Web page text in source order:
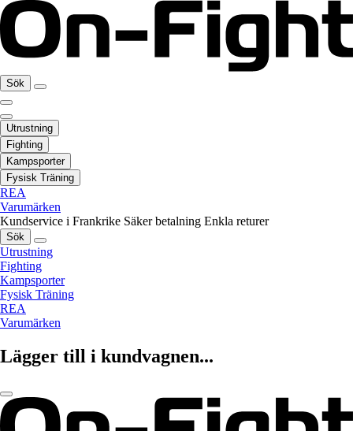
Sök
Utrustning
Fighting
Kampsporter
Fysisk Träning
REA
Varumärken
Kundservice i Frankrike Säker betalning Enkla returer
Sök
Utrustning
Fighting
Kampsporter
Fysisk Träning
REA
Varumärken
Lägger till i kundvagnen...